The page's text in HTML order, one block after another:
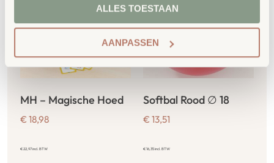
ALLES TOESTAAN
AANPASSEN
MH – Magische Hoed
€ 18,98
€22,97incl. BTW
Softbal Rood ∅ 18
€ 13,51
€16,35incl. BTW